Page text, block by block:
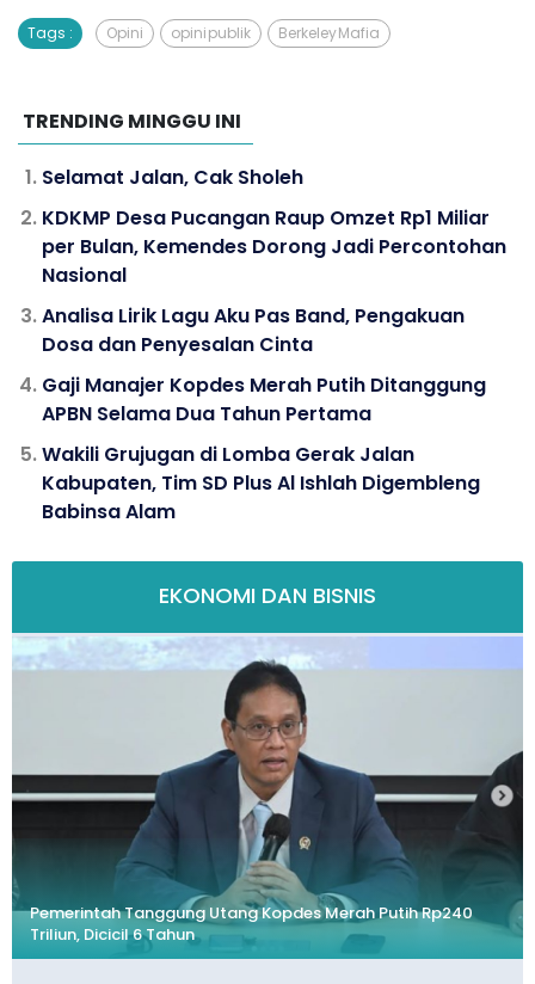
Tags : Opini opini publik Berkeley Mafia
TRENDING MINGGU INI
Selamat Jalan, Cak Sholeh
KDKMP Desa Pucangan Raup Omzet Rp1 Miliar
per Bulan, Kemendes Dorong Jadi Percontohan
Nasional
Analisa Lirik Lagu Aku Pas Band, Pengakuan
Dosa dan Penyesalan Cinta
Gaji Manajer Kopdes Merah Putih Ditanggung
APBN Selama Dua Tahun Pertama
Wakili Grujugan di Lomba Gerak Jalan
Kabupaten, Tim SD Plus Al Ishlah Digembleng
Babinsa Alam
EKONOMI DAN BISNIS
Pemerintah Tanggung Utang Kopdes Merah Putih Rp240
Triliun, Dicicil 6 Tahun